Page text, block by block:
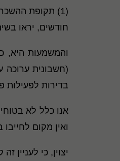
חודשים, יראו
(חשבונית ערוכה
בדירות
אנו כלל לא
ואין מקום
יצוין, כי לעניין